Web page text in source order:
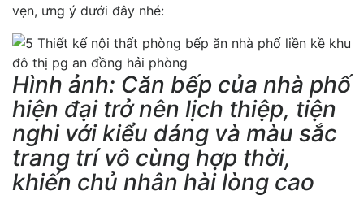
vẹn, ưng ý dưới đây nhé:
Hình ảnh: Căn bếp của nhà phố
hiện đại trở nên lịch thiệp, tiện
nghi với kiểu dáng và màu sắc
trang trí vô cùng hợp thời,
khiến chủ nhân hài lòng cao